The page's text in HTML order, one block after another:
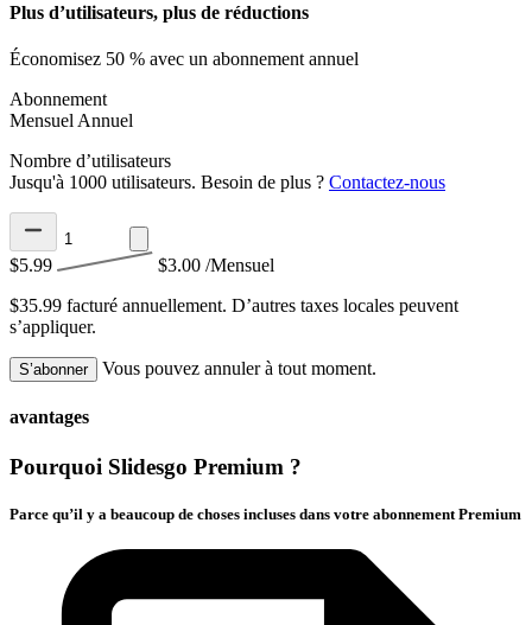
Plus d’utilisateurs, plus de réductions
Économisez 50 % avec un abonnement annuel
Abonnement
Mensuel Annuel
Nombre d’utilisateurs
Jusqu'à 1000 utilisateurs. Besoin de plus ? Contactez-nous
$5.99 $3.00 /Mensuel
$35.99 facturé annuellement. D’autres taxes locales peuvent
s’appliquer.
S’abonner Vous pouvez annuler à tout moment.
avantages
Pourquoi Slidesgo Premium ?
Parce qu’il y a beaucoup de choses incluses dans votre abonnement Premium